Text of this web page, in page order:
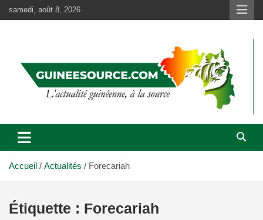
au
samedi, août 8, 2026
Accueil Actualités Forecariah
Étiquette : Forecariah